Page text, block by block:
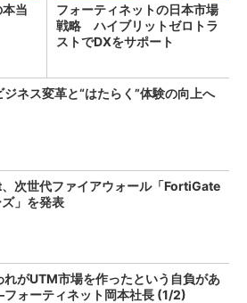
当
フォーティネットの日本市場
戦略 ハイブリットゼロトラ
ストでDXをサポート
ネス変革と“はたらく”体験の向上へ
次世代ファイアウォール「FortiGate
」を発表
れがUTM市場を作ったという自負があ
ォーティネット岡本社長 (1/2)